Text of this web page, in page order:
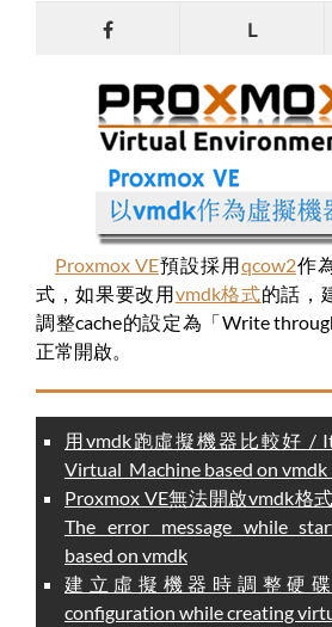
L
Proxmox VE預設採用qcow2作
式，如果要改用vmdk格式的話，
調整cache的設定為「Write
正常開啟。
用vmdk跑虛擬機器比較好 /
Virtual Machine based on vmdk
Proxmox VE無法開啟vmdk格
The error message while
based on vmdk
建立虛擬機器時調整硬
configuration while creating